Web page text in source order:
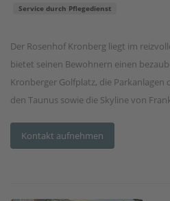
Service durch Pflegedienst
Der Rosenhof Kronberg liegt im
bietet seinen Bewohnern einen
Kronberger Golfplatz, die Parkanlagen
den Taunus sowie die Skyline von
Kontakt aufnehmen